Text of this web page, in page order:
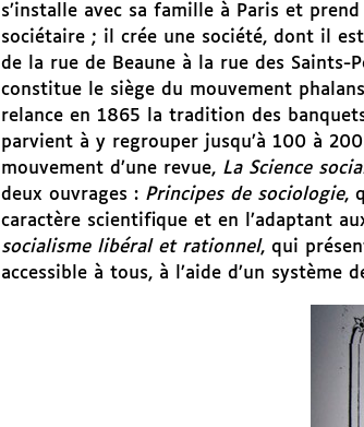
s’installe avec sa famille à Paris et
sociétaire ; il crée une société, dont il
de la rue de Beaune à la rue des Saints-
constitue le siège du mouvement
relance en 1865 la tradition des
parvient à y regrouper jusqu’à 100 à
mouvement d’une revue, La Science
deux ouvrages : Principes de sociologie,
caractère scientifique et en l’adaptant
socialisme libéral et rationnel, qui
accessible à tous, à l’aide d’un système